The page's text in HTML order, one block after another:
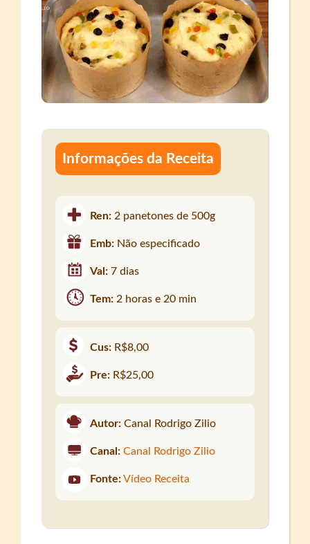
Informações da Receita
Ren:2 panetones de 500g
Emb: Não especificado
Val:7 dias
Tem:2 horas e 20 min
Cus: R$8,00
Pre: R$25,00
Autor: Canal Rodrigo Zilio
Canal: Canal Rodrigo Zilio
Fonte: Vídeo Receita